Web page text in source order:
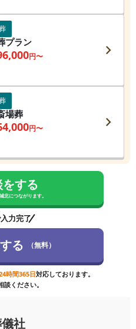
プラン
円〜
場葬
円〜
する
北につながります。
力完了
る （無料）
時間365日対応しております。
談ください。
社